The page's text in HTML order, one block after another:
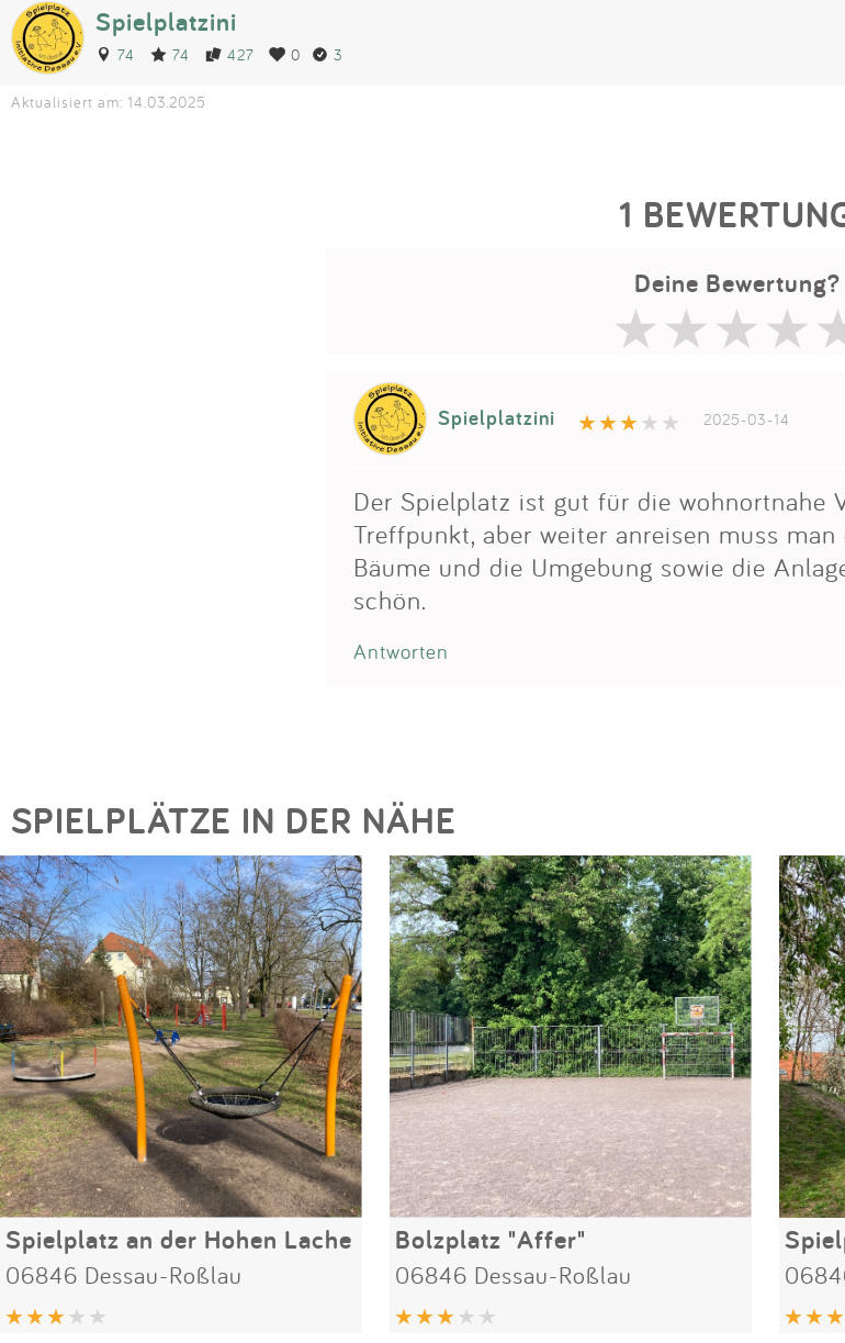
Spielplatzini
74 74 427 0 3
Aktualisiert am: 14.03.2025
1
Deine Bewertung?
Spielplatzini 2025-03-14
Der Spielplatz ist gut für die wohnortnahe
Treffpunkt, aber weiter anreisen muss
Bäume und die Umgebung sowie die
schön.
Antworten
SPIELPLÄTZE IN DER NÄHE
Spielplatz an der Hohen Lache
06846 Dessau-Roßlau
Bolzplatz "Affer"
06846 Dessau-Roßlau